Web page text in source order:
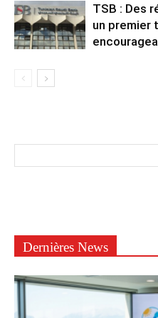
TSB : Des
un premier
Dernières News